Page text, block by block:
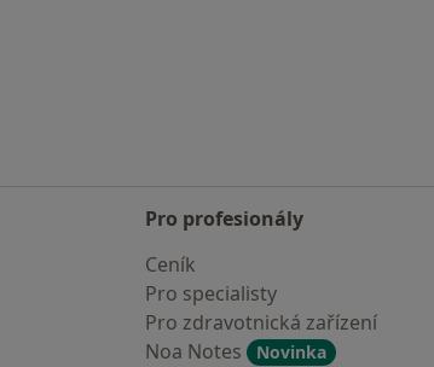
Pro profesionály
Ceník
Pro specialisty
Pro zdravotnická zařízení
Noa Notes
Novinka